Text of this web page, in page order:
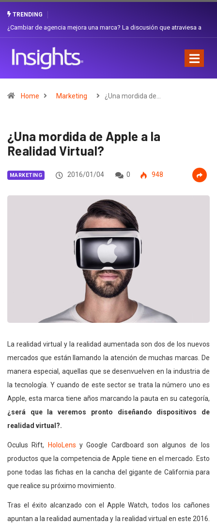
TRENDING
Gabriela Herrera y el arte de cambiarse el sombrero en Corporación
Home Marketing ¿Una mordida de…
¿Una mordida de Apple a la
Realidad Virtual?
MARKETING 2016/01/04 0 948
La realidad virtual y la realidad aumentada son dos de los nuevos
mercados que están llamando la atención de muchas marcas. De
manera especial, aquellas que se desenvuelven en la industria de
la tecnología. Y cuando de este sector se trata la número uno es
Apple, esta marca tiene años marcando la pauta en su categoría,
¿será que la veremos pronto diseñando dispositivos de
realidad virtual?.
Oculus Rift, HoloLens y Google Cardboard son algunos de los
productos que la competencia de Apple tiene en el mercado. Esto
pone todas las fichas en la cancha del gigante de California para
que realice su próximo movimiento.
Tras el éxito alcanzado con el Apple Watch, todos los cañones
apuntan a la realidad aumentada y la realidad virtual en este 2016.